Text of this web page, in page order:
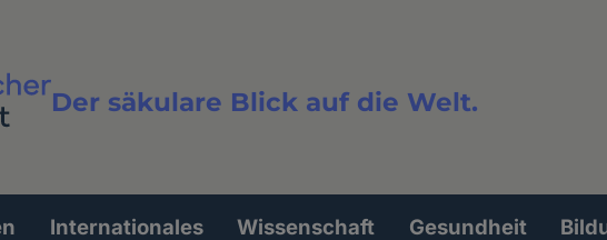
Der säkulare Blick auf die Welt.
Volltextsuche
Internationales Wissenschaft Gesundheit